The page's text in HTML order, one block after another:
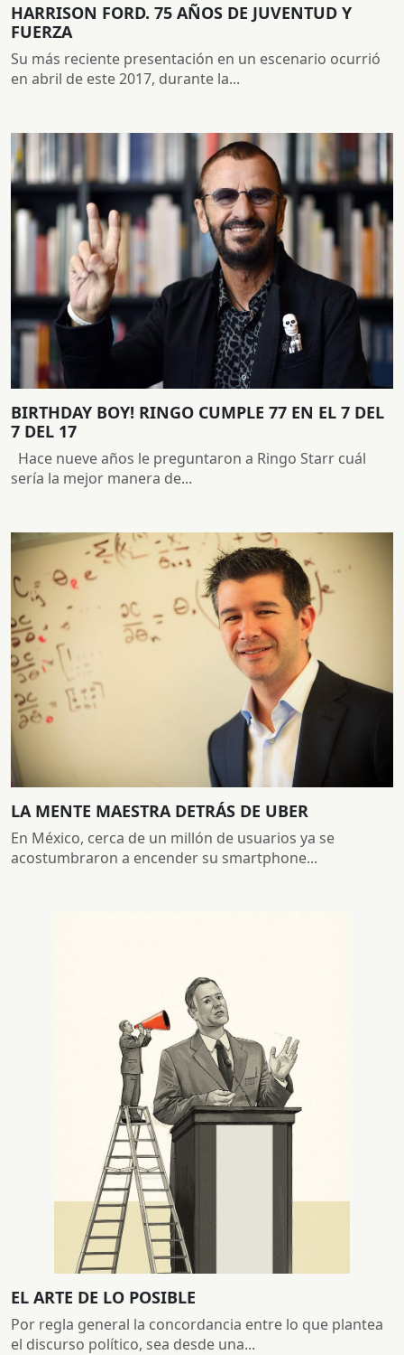
HARRISON FORD. 75 AÑOS DE JUVENTUD Y
FUERZA
Su más reciente presentación en un escenario ocurrió
en abril de este 2017, durante la...
BIRTHDAY BOY! RINGO CUMPLE 77 EN EL 7 DEL
7 DEL 17
Hace nueve años le preguntaron a Ringo Starr cuál
sería la mejor manera de...
LA MENTE MAESTRA DETRÁS DE UBER
En México, cerca de un millón de usuarios ya se
acostumbraron a encender su smartphone...
EL ARTE DE LO POSIBLE
Por regla general la concordancia entre lo que plantea
el discurso político, sea desde una...